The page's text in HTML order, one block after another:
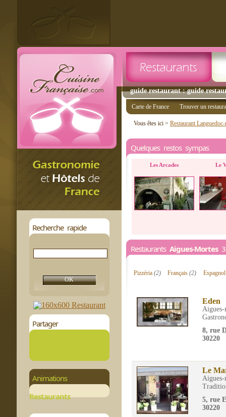
guide restaurant : guide
Recherche rapide
Partager
Animations
Restaurants
Carte de France Trouver un
Vous êtes ici > Restaurant
Quelques restos sympas
Les Arcades Le
Restaurants Aigues-Mortes
Pizzéria (2) Français(2)
Eden
Aigues-
8, rue
30220
Le
Aigues-
5, rue
30220